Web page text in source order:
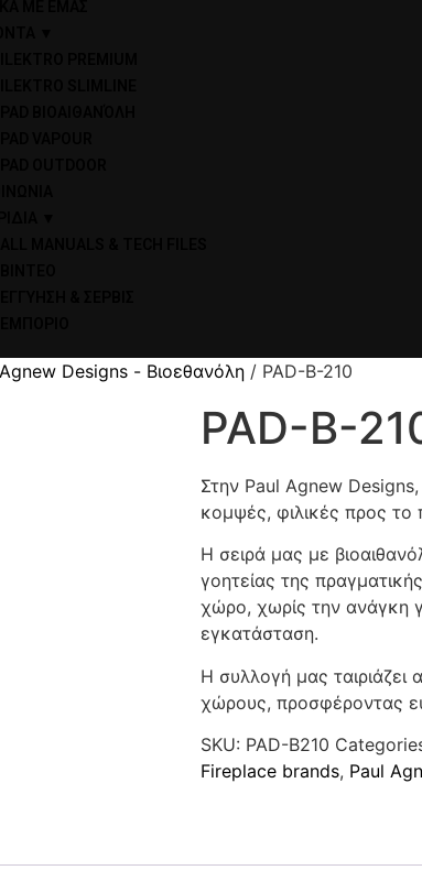
Designs - Βιοεθανόλη / PAD-B-210
PAD-B-
Στην Paul Agnew
κομψές, φιλικές προς το
Η σειρά μας με
γοητείας της
χώρο, χωρίς την ανάγκη
εγκατάσταση.
Η συλλογή μας ταιριάζει
χώρους, προσφέροντας
SKU: PAD-B210
Fireplace brands, Paul